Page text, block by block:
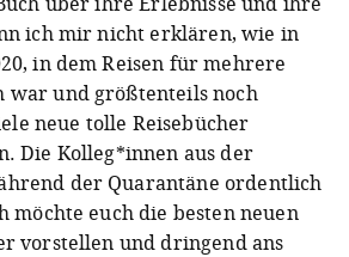
ich mir nicht erklären, wie in
in dem Reisen für mehrere
war und größtenteils noch
neue tolle Reisebücher
Die Kolleg*innen aus der
der Quarantäne ordentlich
möchte euch die besten neuen
vorstellen und dringend ans